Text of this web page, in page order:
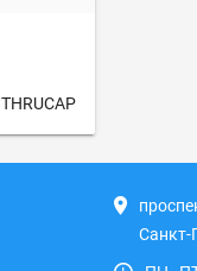
Санкт-